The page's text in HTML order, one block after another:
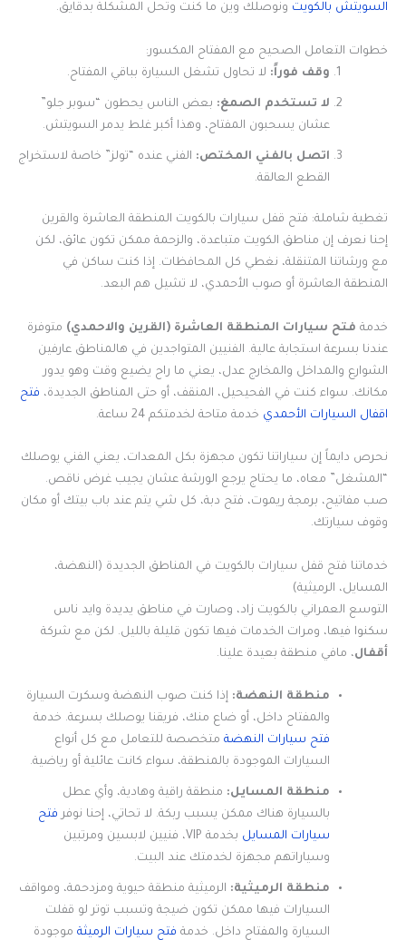
السويتش بالكويت ونوصلك وين ما كنت وتحل المشكلة بدقايق.
خطوات التعامل الصحيح مع المفتاح المكسور:
وقف فوراً: لا تحاول تشغل السيارة بباقي المفتاح.
لا تستخدم الصمغ: بعض الناس يحطون “سوبر جلو”
عشان يسحبون المفتاح، وهذا أكبر غلط يدمر السويتش.
اتصل بالفني المختص: الفني عنده “تولز” خاصة لاستخراج
القطع العالقة.
تغطية شاملة: فتح قفل سيارات بالكويت المنطقة العاشرة والقرين
إحنا نعرف إن مناطق الكويت متباعدة، والزحمة ممكن تكون عائق، لكن
مع ورشاتنا المتنقلة، نغطي كل المحافظات. إذا كنت ساكن في
المنطقة العاشرة أو صوب الأحمدي، لا تشيل هم البعد.
خدمة فتح سيارات المنطقة العاشرة (القرين والاحمدي) متوفرة
عندنا بسرعة استجابة عالية. الفنيين المتواجدين في هالمناطق عارفين
الشوارع والمداخل والمخارج عدل، يعني ما راح يضيع وقت وهو يدور
مكانك. سواء كنت في الفحيحيل، المنقف، أو حتى المناطق الجديدة، فتح
اقفال السيارات الأحمدي خدمة متاحة لخدمتكم 24 ساعة.
نحرص دايماً إن سياراتنا تكون مجهزة بكل المعدات، يعني الفني يوصلك
“المشغل” معاه، ما يحتاج يرجع الورشة عشان يجيب غرض ناقص.
صب مفاتيح، برمجة ريموت، فتح دبة، كل شي يتم عند باب بيتك أو مكان
وقوف سيارتك.
خدماتنا فتح قفل سيارات بالكويت في المناطق الجديدة (النهضة،
المسايل، الرميثية)
التوسع العمراني بالكويت زاد، وصارت في مناطق يديدة وايد ناس
سكنوا فيها، ومرات الخدمات فيها تكون قليلة بالليل. لكن مع شركة
أقفال، مافي منطقة بعيدة علينا.
منطقة النهضة: إذا كنت صوب النهضة وسكرت السيارة
والمفتاح داخل، أو ضاع منك، فريقنا يوصلك بسرعة. خدمة
فتح سيارات النهضةمتخصصة للتعامل مع كل أنواع
السيارات الموجودة بالمنطقة، سواء كانت عائلية أو رياضية.
منطقة المسايل: منطقة راقية وهادية، وأي عطل
بالسيارة هناك ممكن يسبب ربكة. لا تحاتي، إحنا نوفر فتح
سيارات المسايل
بخدمة VIP، فنيين لابسين ومرتبين
وسياراتهم مجهزة لخدمتك عند البيت.
منطقة الرميثية: الرميثية منطقة حيوية ومزدحمة، ومواقف
السيارات فيها ممكن تكون ضيجة وتسبب توتر لو قفلت
السيارة والمفتاح داخل. خدمة فتح سيارات الرميثةموجودة